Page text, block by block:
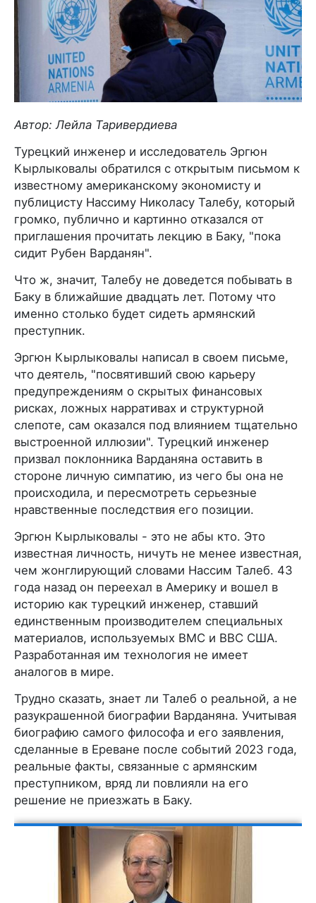
Автор: Лейла Таривердиева
Турецкий инженер и исследователь Эргюн
Кырлыковалы обратился с открытым письмом к
известному американскому экономисту и
публицисту Нассиму Николасу Талебу, который
громко, публично и картинно отказался от
приглашения прочитать лекцию в Баку, "пока
сидит Рубен Варданян".
Что ж, значит, Талебу не доведется побывать в
Баку в ближайшие двадцать лет. Потому что
именно столько будет сидеть армянский
преступник.
Эргюн Кырлыковалы написал в своем письме,
что деятель, "посвятивший свою карьеру
предупреждениям о скрытых финансовых
рисках, ложных нарративах и структурной
слепоте, сам оказался под влиянием тщательно
выстроенной иллюзии". Турецкий инженер
призвал поклонника Варданяна оставить в
стороне личную симпатию, из чего бы она не
происходила, и пересмотреть серьезные
нравственные последствия его позиции.
Эргюн Кырлыковалы - это не абы кто. Это
известная личность, ничуть не менее известная,
чем жонглирующий словами Нассим Талеб. 43
года назад он переехал в Америку и вошел в
историю как турецкий инженер, ставший
единственным производителем специальных
материалов, используемых ВМС и ВВС США.
Разработанная им технология не имеет
аналогов в мире.
Трудно сказать, знает ли Талеб о реальной, а не
разукрашенной биографии Варданяна. Учитывая
биографию самого философа и его заявления,
сделанные в Ереване после событий 2023 года,
реальные факты, связанные с армянским
преступником, вряд ли повлияли на его
решение не приезжать в Баку.